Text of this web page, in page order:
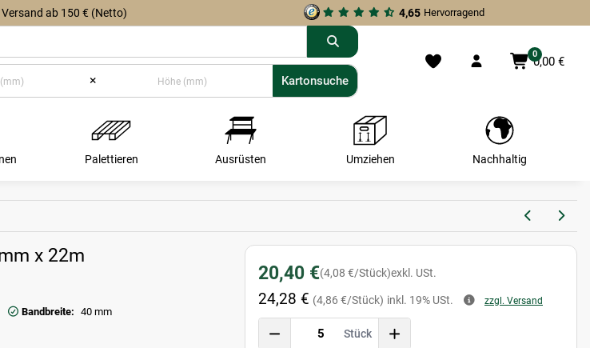
ab 150 € (Netto) 4,65 Hervorragend
0
0,00 €
× Kartonsuche
Kartonsuche
Palettieren Ausrüsten Umziehen Nachhaltig
x 22m
Bandbreite: 40 mm
20,40 €(4,08 €/Stück)exkl. USt.
24,28 € (4,86 €/Stück) inkl. 19% USt. zzgl. Versand
Stück